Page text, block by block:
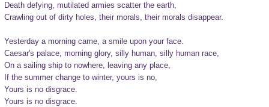
Death defying, mutilated armies scatter the earth,
Crawling out of dirty holes, their morals, their morals disappear.
Yesterday a morning came, a smile upon your face.
Caesar's palace, morning glory, silly human, silly human race,
On a sailing ship to nowhere, leaving any place,
If the summer change to winter, yours is no,
Yours is no disgrace.
Yours is no disgrace.